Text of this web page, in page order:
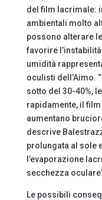
del film lacrimale:
ambientali molto
possono alterare
favorire
umidità
oculisti dell’Aimo.
sotto del 30-40%,
rapidamente, il
aumentano
descrive
prolungata al sole
l’evaporazione
secchezza
Le possibili